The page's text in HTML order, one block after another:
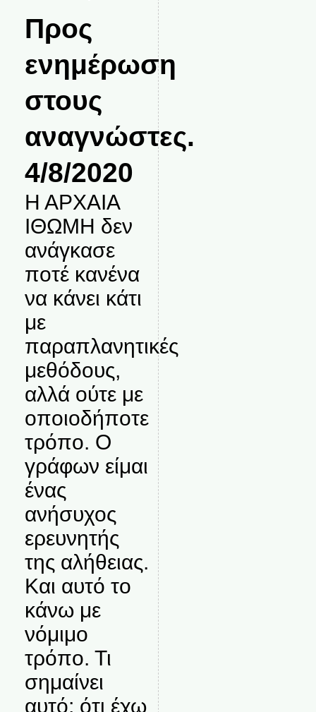
Προς
ενημέρωση
στους
αναγνώστες.
4/8/2020
Η ΑΡΧΑΙΑ
ΙΘΩΜΗ δεν
ανάγκασε
ποτέ κανένα
να κάνει κάτι
με
παραπλανητικές
μεθόδους,
αλλά ούτε με
οποιοδήποτε
τρόπο. Ο
γράφων είμαι
ένας
ανήσυχος
ερευνητής
της αλήθειας.
Και αυτό το
κάνω με
νόμιμο
τρόπο. Τι
σημαίνει
αυτό; ότι έχω